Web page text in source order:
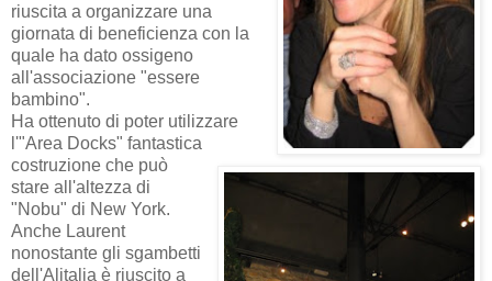
riuscita a organizzare una
giornata di beneficienza con la
quale ha dato ossigeno
all'associazione "essere
bambino".
Ha ottenuto di poter utilizzare
l'"Area Docks" fantastica
costruzione che può
stare all'altezza di
"Nobu" di New York.
Anche Laurent
nonostante gli sgambetti
dell'Alitalia è riuscito a